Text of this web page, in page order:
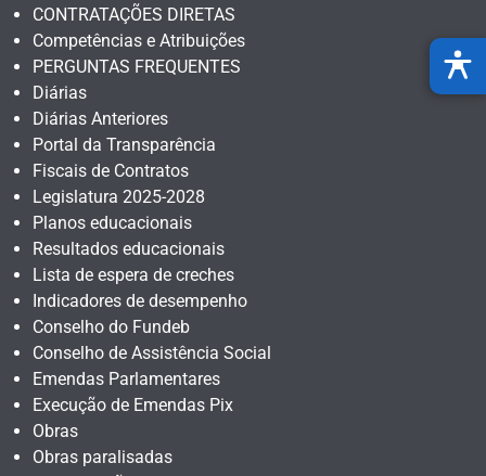
CONTRATAÇÕES DIRETAS
Competências e Atribuições
PERGUNTAS FREQUENTES
Diárias
Diárias Anteriores
Portal da Transparência
Fiscais de Contratos
Legislatura 2025-2028
Planos educacionais
Resultados educacionais
Lista de espera de creches
Indicadores de desempenho
Conselho do Fundeb
Conselho de Assistência Social
Emendas Parlamentares
Execução de Emendas Pix
Obras
Obras paralisadas